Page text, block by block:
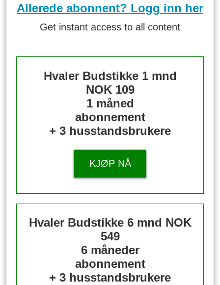
Allerede abonnent? Logg inn her
Get instant access to all content
Hvaler Budstikke 1 mnd
NOK 109
1 måned
abonnement
+ 3 husstandsbrukere
KJØP NÅ
Hvaler Budstikke 6 mnd NOK
549
6 måneder
abonnement
+ 3 husstandsbrukere